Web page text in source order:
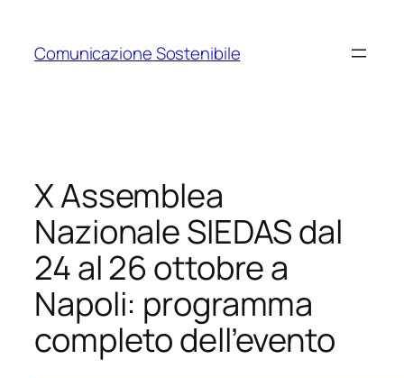
contenuto
Comunicazione Sostenibile
X Assemblea
Nazionale SIEDAS dal
24 al 26 ottobre a
Napoli: programma
completo dell’evento